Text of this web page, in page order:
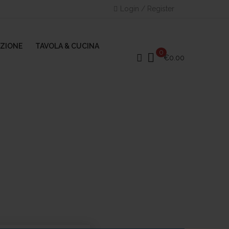
Login / Register
TAVOLA & CUCINA
0
€0.00